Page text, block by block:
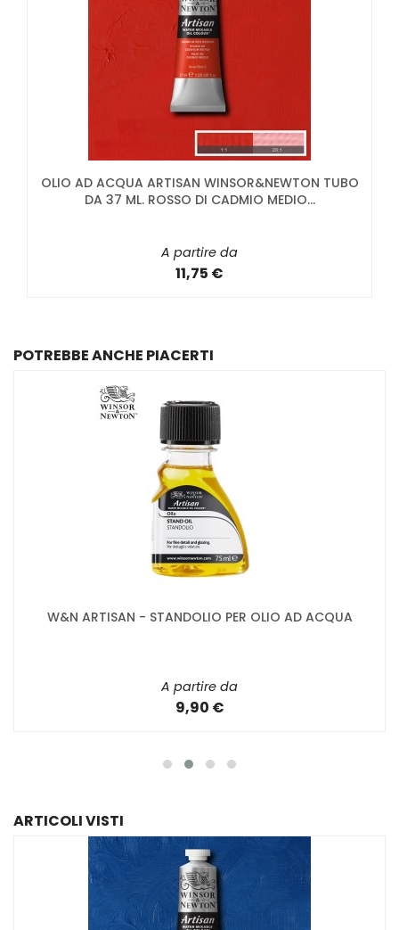
OLIO AD ACQUA ARTISAN WINSOR&NEWTON TUBO
DA 37 ML. ROSSO DI CADMIO MEDIO...
A partire da
11,75 €
POTREBBE ANCHE PIACERTI
W&N ARTISAN - STANDOLIO PER OLIO AD ACQUA
A partire da
9,90 €
ARTICOLI VISTI